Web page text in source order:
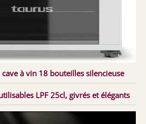
cave à vin 18 bouteilles silencieuse
LPF 25cl, givrés et élégants